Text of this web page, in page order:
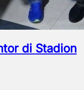
di Stadion